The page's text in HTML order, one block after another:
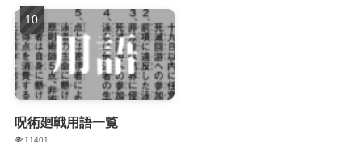
呪術廻戦用語一覧
11401